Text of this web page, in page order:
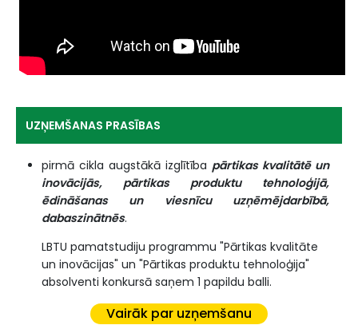
UZŅEMŠANAS PRASĪBAS
pirmā cikla augstākā izglītība pārtikas kvalitātē un
inovācijās, pārtikas produktu tehnoloģijā,
ēdināšanas un viesnīcu uzņēmējdarbībā,
dabaszinātnēs.
LBTU pamatstudiju programmu "Pārtikas kvalitāte
un inovācijas" un "Pārtikas produktu tehnoloģija"
absolventi konkursā saņem 1 papildu balli.
Vairāk par uzņemšanu